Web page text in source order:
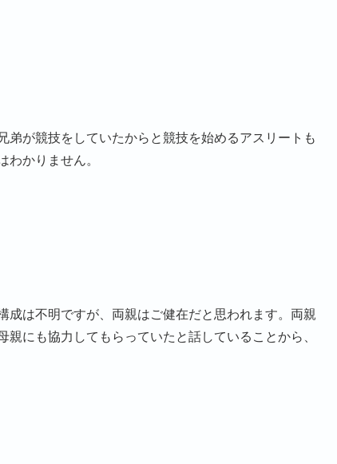
が競技をしていたからと競技を始めるアスリートも
わかりません。
は不明ですが、両親はご健在だと思われます。両親
にも協力してもらっていたと話していることから、